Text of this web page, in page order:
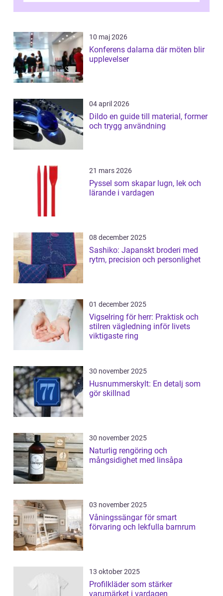
10 maj 2026
Konferens dalarna där möten blir
upplevelser
04 april 2026
Dildo en guide till material, former
och trygg användning
21 mars 2026
Pyssel som skapar lugn, lek och
lärande i vardagen
08 december 2025
Sashiko: Japanskt broderi med
rytm, precision och personlighet
01 december 2025
Vigselring för herr: Praktisk och
stilren vägledning inför livets
viktigaste ring
30 november 2025
Husnummerskylt: En detalj som
gör skillnad
30 november 2025
Naturlig rengöring och
mångsidighet med linsåpa
03 november 2025
Våningssängar för smart
förvaring och lekfulla barnrum
13 oktober 2025
Profilkläder som stärker
varumärket i vardagen